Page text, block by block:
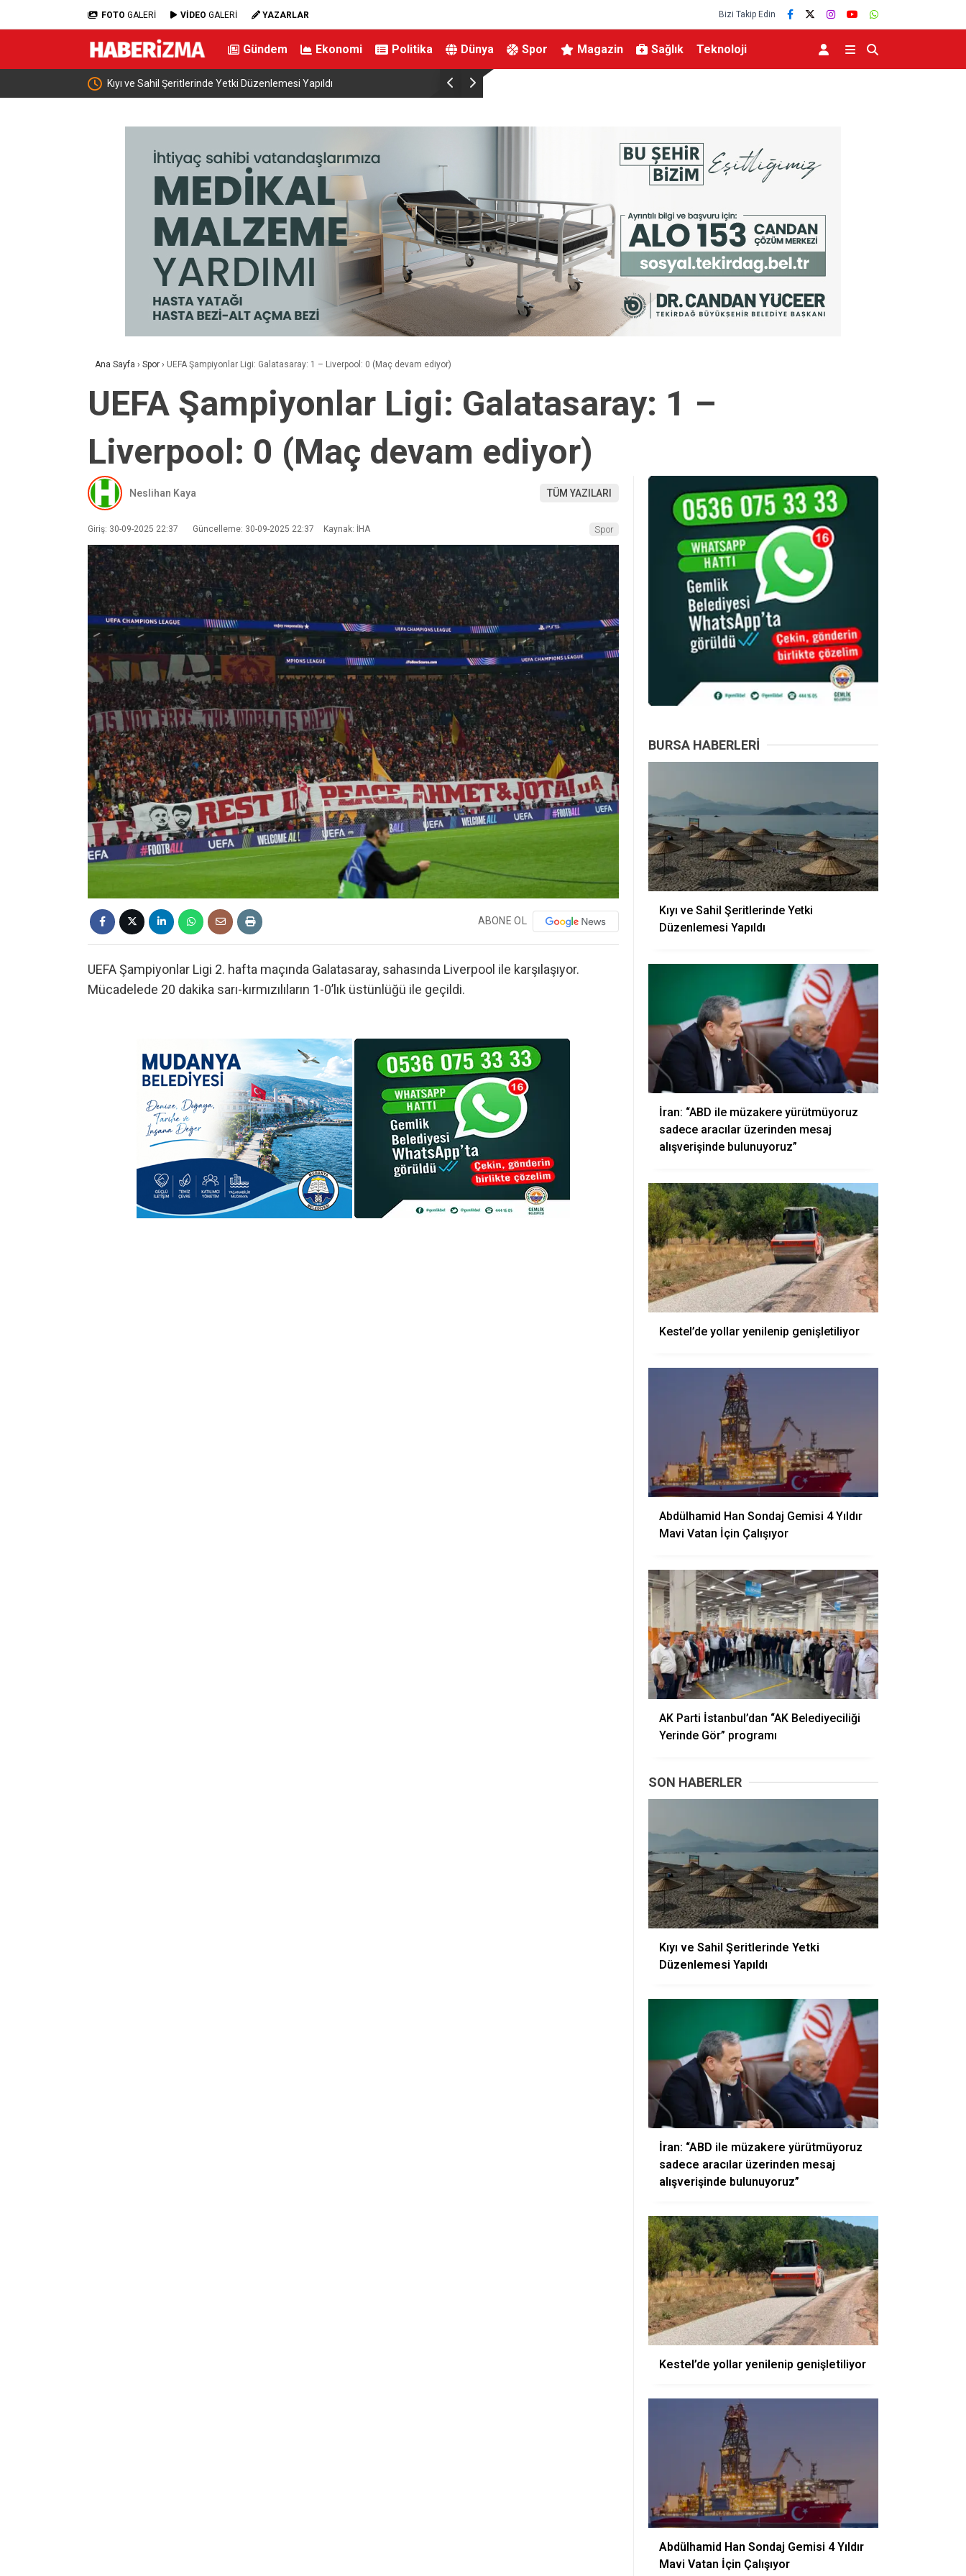
FOTO GALERİ VİDEO GALERİ YAZARLAR Bizi Takip Edin
Gündem Ekonomi Politika Dünya Spor Magazin Sağlık Teknoloji
Kıyı ve Sahil Şeritlerinde Yetki Düzenlemesi Yapıldı İran: “ABD ile müzakere yürütmüyoruz sadece aracılar üzerinden
Ana Sayfa › Spor › UEFA Şampiyonlar Ligi: Galatasaray: 1 – Liverpool: 0 (Maç devam ediyor)
UEFA Şampiyonlar Ligi: Galatasaray: 1 –
Liverpool: 0 (Maç devam ediyor)
Neslihan Kaya TÜM YAZILARI
Giriş: 30-09-2025 22:37 Güncelleme: 30-09-2025 22:37 Kaynak: İHA Spor
ABONE OL
UEFA Şampiyonlar Ligi 2. hafta maçında Galatasaray, sahasında Liverpool ile karşılaşıyor.
Mücadelede 20 dakika sarı-kırmızılıların 1-0’lık üstünlüğü ile geçildi.
BURSA HABERLERI
Kıyı ve Sahil Şeritlerinde Yetki
Düzenlemesi Yapıldı
İran: “ABD ile müzakere yürütmüyoruz
sadece aracılar üzerinden mesaj
alışverişinde bulunuyoruz”
Kestel’de yollar yenilenip genişletiliyor
Abdülhamid Han Sondaj Gemisi 4 Yıldır
Mavi Vatan İçin Çalışıyor
AK Parti İstanbul’dan “AK Belediyeciliği
Yerinde Gör” programı
SON HABERLER
Kıyı ve Sahil Şeritlerinde Yetki
Düzenlemesi Yapıldı
İran: “ABD ile müzakere yürütmüyoruz
sadece aracılar üzerinden mesaj
alışverişinde bulunuyoruz”
Kestel’de yollar yenilenip genişletiliyor
Abdülhamid Han Sondaj Gemisi 4 Yıldır
Mavi Vatan İçin Çalışıyor